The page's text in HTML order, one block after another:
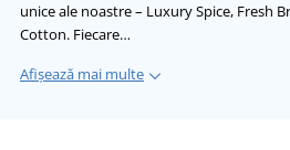
unice ale noastre – Luxury Spice, Fresh
Cotton. Fiecare…
Afișează mai multe